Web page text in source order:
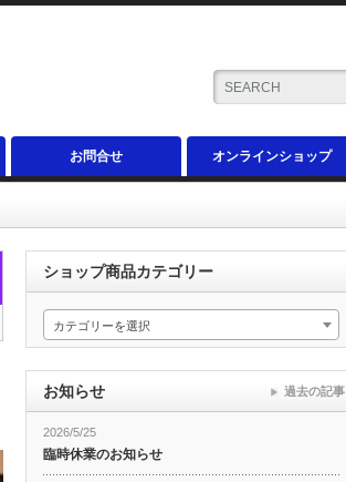
お問合せ オンラインショップ
ショップ商品カテゴリー
カテゴリーを選択
お知らせ
2026/5/25
臨時休業のお知らせ
過去の記事